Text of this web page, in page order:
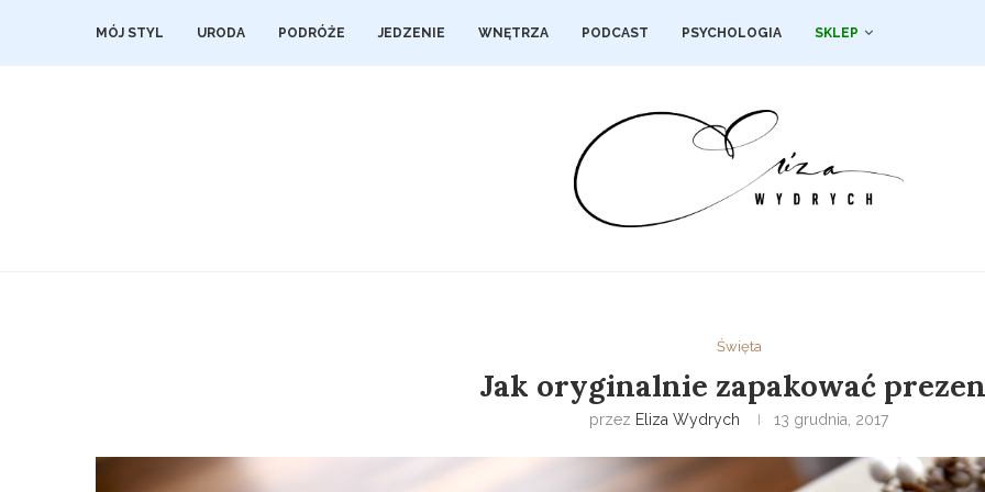
MÓJ STYL URODA PODRÓŻE JEDZENIE WNĘTRZA PODCAST PSYCHOLOGIA SKLEP
Święta
Jak oryginalnie zapakować
przez Eliza Wydrych 13 grudnia, 2017